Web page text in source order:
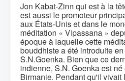
Jon Kabat-Zinn qui est à la
est aussi le promoteur
aux États-Unis et dans le
méditation « Vipassana »
époque à laquelle cette
bouddhiste a été introduite
S.N.Goenka. Bien que ce
indienne, S.N. Goenka est
Birmanie. Pendant qu'il vivait